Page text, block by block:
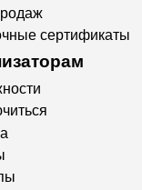
сертификаты